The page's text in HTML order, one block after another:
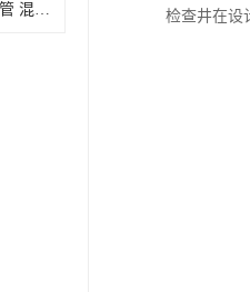
厂家销售排污排水水泥管 混凝土钢筋水泥管 承插式混凝土排水管 检查井在设